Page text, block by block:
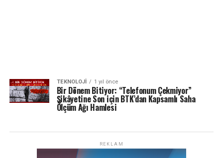
TEKNOLOJI 1 yıl önce
Bir Dönem Bitiyor: “Telefonum Çekmiyor”
Şikâyetine Son için BTK’dan Kapsamlı Saha
Ölçüm Ağı Hamlesi
REKLAM